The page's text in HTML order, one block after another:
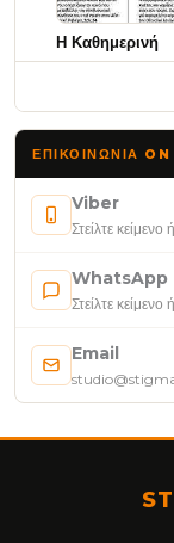
Η Καθημερινή
ΕΠΙΚΟΙΝΩΝΊΑ ON
Viber
Στείλτε
WhatsApp
Στείλτε
Email